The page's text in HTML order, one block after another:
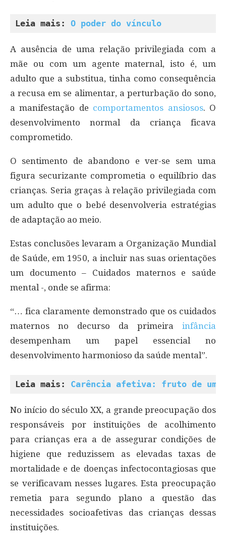
Leia mais: O poder do vínculo
A ausência de uma relação privilegiada com a
mãe ou com um agente maternal, isto é, um
adulto que a substitua, tinha como consequência
a recusa em se alimentar, a perturbação do sono,
a manifestação de comportamentos ansiosos. O
desenvolvimento normal da criança ficava
comprometido.
O sentimento de abandono e ver-se sem uma
figura securizante comprometia o equilíbrio das
crianças. Seria graças à relação privilegiada com
um adulto que o bebé desenvolveria estratégias
de adaptação ao meio.
Estas conclusões levaram a Organização Mundial
de Saúde, em 1950, a incluir nas suas orientações
um documento – Cuidados maternos e saúde
mental -, onde se afirma:
“… fica claramente demonstrado que os cuidados
maternos no decurso da primeira infância
desempenham um papel essencial no
desenvolvimento harmonioso da saúde mental”.
Leia mais: Carência afetiva: fruto de
No início do século XX, a grande preocupação dos
responsáveis por instituições de acolhimento
para crianças era a de assegurar condições de
higiene que reduzissem as elevadas taxas de
mortalidade e de doenças infectocontagiosas que
se verificavam nesses lugares. Esta preocupação
remetia para segundo plano a questão das
necessidades socioafetivas das crianças dessas
instituições.